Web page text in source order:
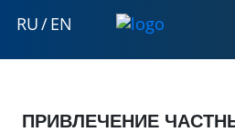
RU/EN
ПРИВЛЕЧЕНИЕ